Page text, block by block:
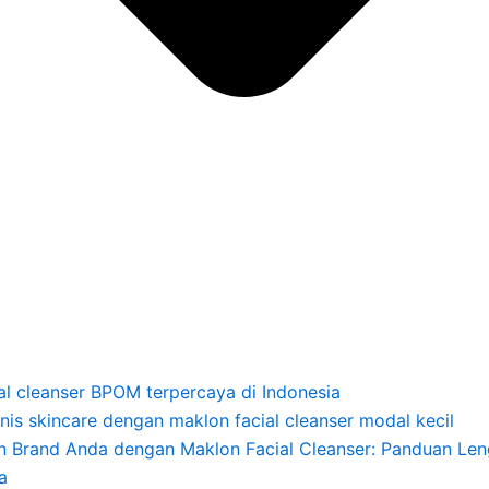
cleanser BPOM terpercaya di Indonesia
skincare dengan maklon facial cleanser modal kecil
Brand Anda dengan Maklon Facial Cleanser: Panduan